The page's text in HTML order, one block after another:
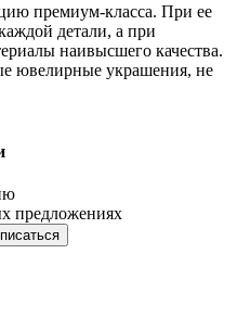
премиум-класса. При ее
детали, а при
наивысшего качества.
ювелирные украшения, не
предложениях